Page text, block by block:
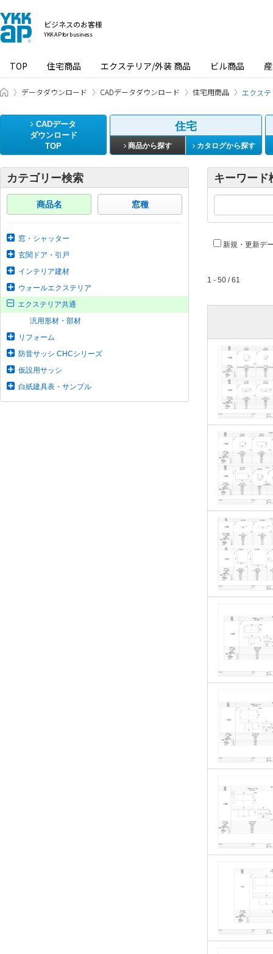
ビジネスのお客様
YKK AP for business
TOP 住宅商品 エクステリア/外装 商品 ビル商品
ビジネスのお客様 HOME
データダウンロード CADデータダウンロード 住宅用商品 エクス
CADデータ
ダウンロード
TOP
住宅
商品から探す カタログから探す
カテゴリー検索
商品名 窓種
窓・シャッター
玄関ドア・引戸
インテリア建材
ウォールエクステリア
エクステリア共通
汎用形材・部材
リフォーム
防音サッシ CHCシリーズ
仮設用サッシ
白紙建具表・サンプル
キーワード
新規・更新デ
1 - 50 / 61